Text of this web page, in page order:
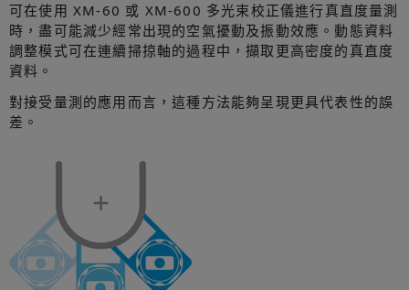
可在使用 XM-60 或 XM-600 多光束校正儀進行真直度量測
時，盡可能減少經常出現的空氣擾動及振動效應。動態資料
調整模式可在連續掃掠軸的過程中，擷取更高密度的真直度
資料。
對接受量測的應用而言，這種方法能夠呈現更具代表性的誤
差。